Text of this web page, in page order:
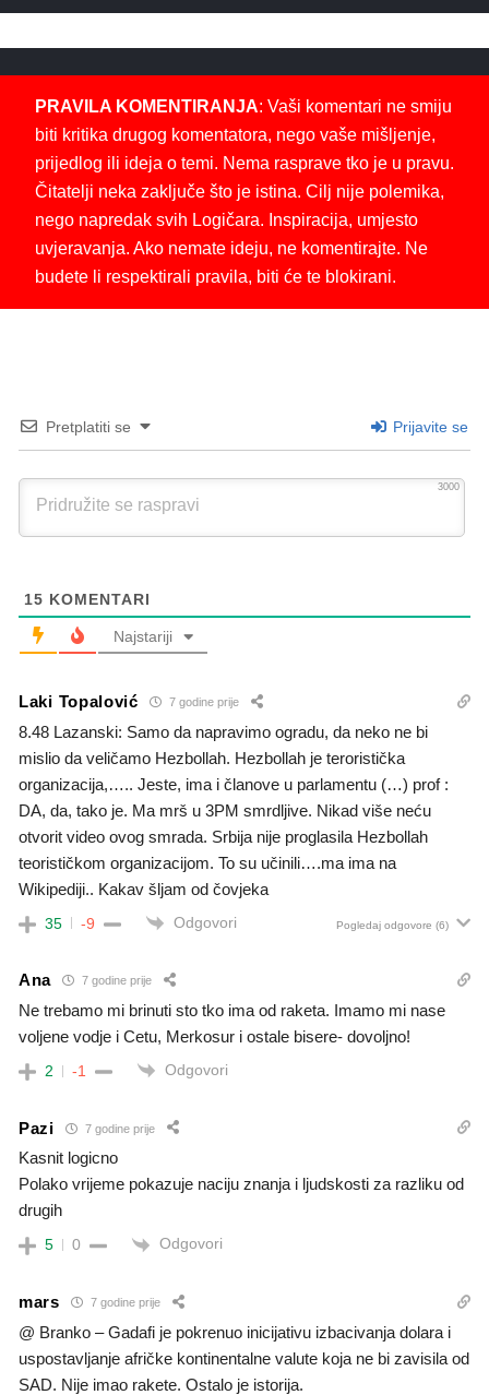
PRAVILA KOMENTIRANJA: Vaši komentari ne smiju
biti kritika drugog komentatora, nego vaše mišljenje,
prijedlog ili ideja o temi. Nema rasprave tko je u pravu.
Čitatelji neka zaključe što je istina. Cilj nije polemika,
nego napredak svih Logičara. Inspiracija, umjesto
uvjeravanja. Ako nemate ideju, ne komentirajte. Ne
budete li respektirali pravila, biti će te blokirani.
Pretplatiti se Prijavite se
3000
15 KOMENTARI
Najstariji
Laki Topalović 7 godine prije
8.48 Lazanski: Samo da napravimo ogradu, da neko ne bi
mislio da veličamo Hezbollah. Hezbollah je teroristička
organizacija,….. Jeste, ima i članove u parlamentu (…) prof :
DA, da, tako je. Ma mrš u 3PM smrdljive. Nikad više neću
otvorit video ovog smrada. Srbija nije proglasila Hezbollah
teorističkom organizacijom. To su učinili….ma ima na
Wikipediji.. Kakav šljam od čovjeka
35 -9 Odgovori Pogledaj odgovore (6)
Ana 7 godine prije
Ne trebamo mi brinuti sto tko ima od raketa. Imamo mi nase
voljene vodje i Cetu, Merkosur i ostale bisere- dovoljno!
2 -1 Odgovori
Pazi 7 godine prije
Kasnit logicno
Polako vrijeme pokazuje naciju znanja i ljudskosti za razliku od
drugih
5 0 Odgovori
mars 7 godine prije
@ Branko – Gadafi je pokrenuo inicijativu izbacivanja dolara i
uspostavljanje afričke kontinentalne valute koja ne bi zavisila od
SAD. Nije imao rakete. Ostalo je istorija.